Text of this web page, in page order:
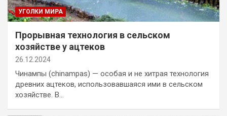
УГОЛКИ МИРА
Прорывная технология в сельском
хозяйстве у ацтеков
26.12.2024
Чинампы (chinampas) — особая и не хитрая технология
древних ацтеков, использовавшаяся ими в сельском
хозяйстве. В…